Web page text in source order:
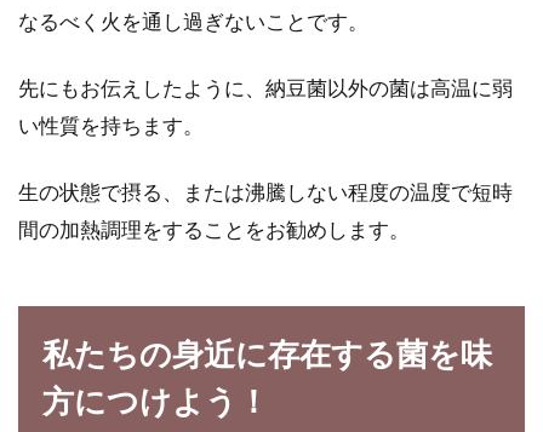
なるべく火を通し過ぎないことです。
先にもお伝えしたように、納豆菌以外の菌は高温に弱
い性質を持ちます。
生の状態で摂る、または沸騰しない程度の温度で短時
間の加熱調理をすることをお勧めします。
私たちの身近に存在する菌を味
方につけよう！